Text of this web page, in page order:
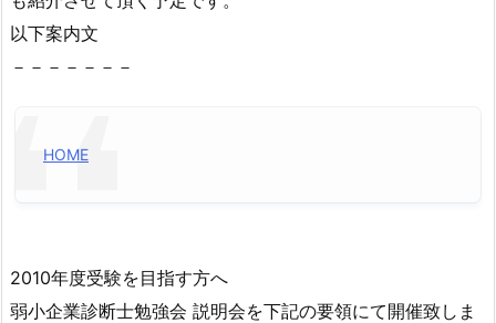
以下案内文
－－－－－－－
HOME
2010年度受験を目指す方へ
弱小企業診断士勉強会 説明会を下記の要領にて開催致しま